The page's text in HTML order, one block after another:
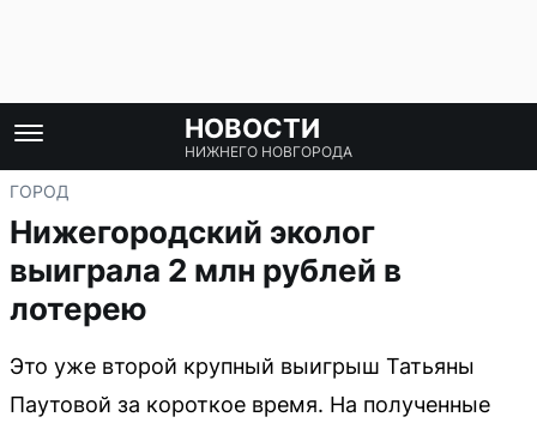
НОВОСТИ
НИЖНЕГО НОВГОРОДА
ГОРОД
Нижегородский эколог
выиграла 2 млн рублей в
лотерею
Это уже второй крупный выигрыш Татьяны
Паутовой за короткое время. На полученные